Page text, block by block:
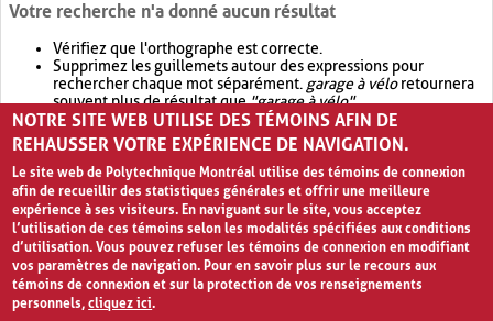
Votre recherche n'a donné aucun résultat
Vérifiez que l'orthographe est correcte.
Supprimez les guillemets autour des expressions pour
rechercher chaque mot séparément. garage à véloretournera
souvent plus de résultat que"garage à vélo".
Envisagez d'élargir votre recherche avec OR.garage OR vélo
retournera souvent plus de résultat quegarage à vélo
NOTRE SITE WEB UTILISE DES TÉMOINS AFIN DE
REHAUSSER VOTRE EXPÉRIENCE DE NAVIGATION.
Le site web de Polytechnique Montréal utilise des témoins de connexion
afin de recueillir des statistiques générales et offrir une meilleure
expérience à ses visiteurs. En naviguant sur le site, vous acceptez
l’utilisation de ces témoins selon les modalités spécifiées aux conditions
d’utilisation. Vous pouvez refuser les témoins de connexion en modifiant
vos paramètres de navigation. Pour en savoir plus sur le recours aux
témoins de connexion et sur la protection de vos renseignements
personnels,cliquez ici.